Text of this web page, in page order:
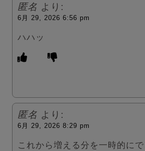
匿名 より:
6月 29, 2026 6:56 pm
ハハッ
匿名 より:
6月 29, 2026 8:29 pm
これから増える分を一時的に